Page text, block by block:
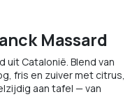
Massard
uit Catalonië. Blend van
fris en zuiver met citrus,
aan tafel — van